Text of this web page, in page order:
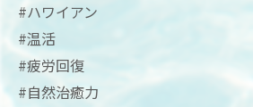
#ハワイアン
#温活
#疲労回復
#自然治癒力